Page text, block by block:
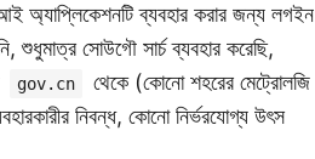
অ্যাপ্লিকেশনটি ব্যবহার করার জন্য লগইন
সোউগৌ সার্চ ব্যবহার করেছি,
gov.cn
থেকে (কোনো শহরের মেট্রোলজি
নিবন্ধ, কোনো নির্ভরযোগ্য উৎস